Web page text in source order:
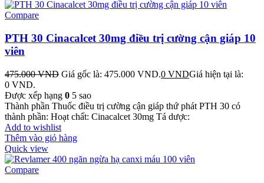
Compare
PTH 30 Cinacalcet 30mg điều trị cường cận giáp 10
viên
475.000VND Giá gốc là: 475.000 VND.0 VNDGiá hiện tại là:
0 VND.
Được xếp hạng 0 5 sao
Thành phần Thuốc điều trị cường cận giáp thứ phát PTH 30 có
thành phần: Hoạt chất: Cinacalcet 30mg Tá dược:
Add to wishlist
Thêm vào giỏ hàng
Quick view
Compare